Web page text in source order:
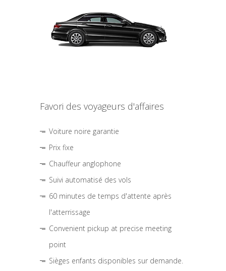
Favori des voyageurs d'affaires
Voiture noire garantie
Prix fixe
Chauffeur anglophone
Suivi automatisé des vols
60 minutes de temps d'attente après
l'atterrissage
Convenient pickup at precise meeting
point
Sièges enfants disponibles sur demande.